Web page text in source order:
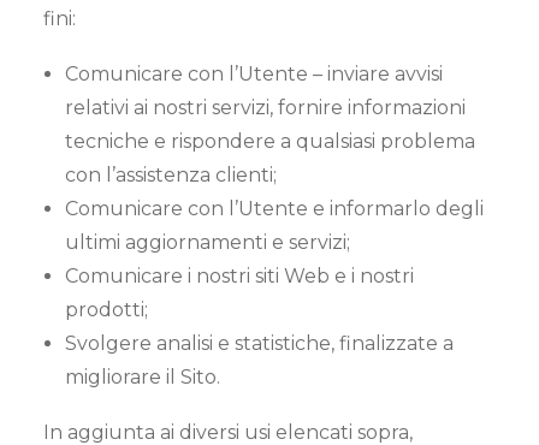
fini:
Comunicare con l’Utente – inviare avvisi
relativi ai nostri servizi, fornire informazioni
tecniche e rispondere a qualsiasi problema
con l’assistenza clienti;
Comunicare con l’Utente e informarlo degli
ultimi aggiornamenti e servizi;
Comunicare i nostri siti Web e i nostri
prodotti;
Svolgere analisi e statistiche, finalizzate a
migliorare il Sito.
In aggiunta ai diversi usi elencati sopra,